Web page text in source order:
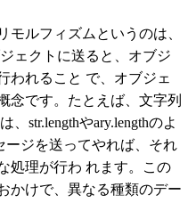
モルフィズムというのは、
ェクトに送ると、オブジ
われること で、オブジェ
念です。たとえば、文字列
str.lengthやary.lengthのよ
ージを送ってやれば、それ
処理が行わ れます。この
かけで、異なる種類のデー